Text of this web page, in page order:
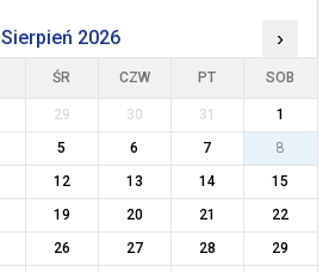
Sierpień 2026 ›
ŚR CZW PT SOB
29 30 31
1
5 6 7
8
12 13 14
15
19 20 21
22
26 27 28
29